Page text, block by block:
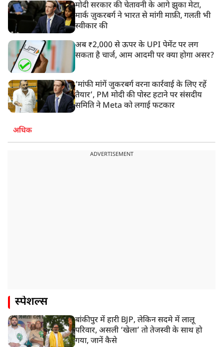
मोदी सरकार की चेतावनी के आगे झुका मेटा,
मार्क ज़ुकरबर्ग ने भारत से मांगी माफ़ी, गलती भी
स्वीकार की
अब ₹2,000 से ऊपर के UPI पेमेंट पर लग
सकता है चार्ज, आम आदमी पर क्या होगा असर?
‘मांफी मांगें जुकरबर्ग वरना कार्रवाई के लिए रहें
तैयार’, PM मोदी की पोस्ट हटाने पर संसदीय
समिति ने Meta को लगाई फटकार
अधिक
ADVERTISEMENT
स्पेशल्स
बांकीपुर में हारी BJP, लेकिन सदमे में लालू
परिवार, असली ‘खेला’ तो तेजस्वी के साथ हो
गया, जानें कैसे